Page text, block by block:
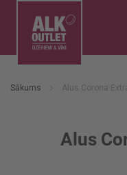
Sākums Alus Corona
Alus